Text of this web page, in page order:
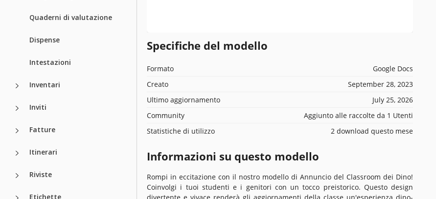
Quaderni di valutazione
Dispense
Intestazioni
Inventari
Inviti
Fatture
Itinerari
Riviste
Etichette
Specifiche del modello
Formato
Google Docs
Creato
September 28, 2023
Ultimo aggiornamento
July 25, 2026
Community
Aggiunto alle raccolte da 1 Utenti
Statistiche di utilizzo
2 download questo mese
Informazioni su questo modello
Rompi in eccitazione con il nostro modello di Annuncio del Classroom dei Dino!
Coinvolgi i tuoi studenti e i genitori con un tocco preistorico. Questo design
divertente e vivace renderà gli aggiornamenti della classe un'esperienza dino-